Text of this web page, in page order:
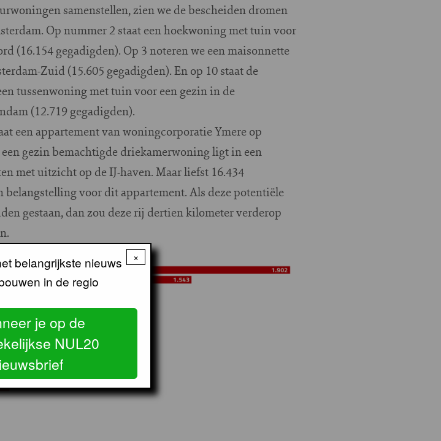
samenstellen, zien we de bescheiden dromen
Op nummer 2 staat een hoekwoning met tuin voor
(16.154 gegadigden). Op 3 noteren we een maisonnette
Zuid (15.605 gegadigden). En op 10 staat de
tussenwoning met tuin voor een gezin in de
(12.719 gegadigden).
een appartement van woningcorporatie Ymere op
gezin bemachtigde driekamerwoning ligt in een
met uitzicht op de IJ-haven. Maar liefst 16.434
voor dit appartement. Als deze potentiële
gestaan, dan zou deze rij dertien kilometer verderop
×
belangrijkste nieuws
in de regio
je op de
NUL20